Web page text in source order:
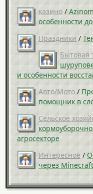
казино /
особенности
Праздники /
Бытовая
и особенности
Авто/Мото /
помощник в
Сельское
агросекторе
Интересное /
через